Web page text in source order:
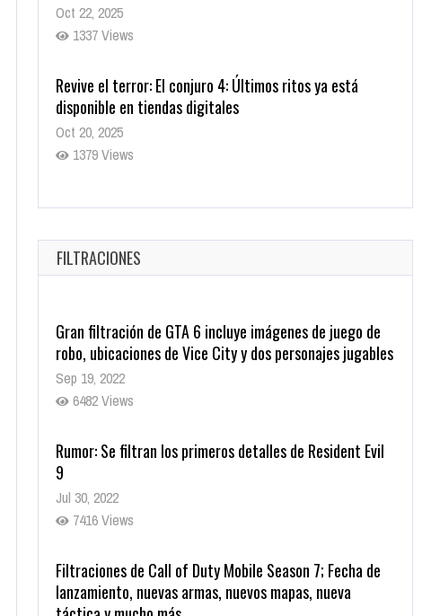
Oct 22, 2025
1337 Views
Revive el terror: El conjuro 4: Últimos ritos ya está
disponible en tiendas digitales
Oct 20, 2025
1379 Views
Warner Bros. lleva a las tiendas digitales su racha de
Oct 17, 2025
1435 Views
FILTRACIONES
Gran filtración de GTA 6 incluye imágenes de juego de
robo, ubicaciones de Vice City y dos personajes jugables
Sep 19, 2022
6482 Views
Rumor: Se filtran los primeros detalles de Resident Evil
9
Jul 30, 2022
7416 Views
Filtraciones de Call of Duty Mobile Season 7; Fecha de
lanzamiento, nuevas armas, nuevos mapas, nueva